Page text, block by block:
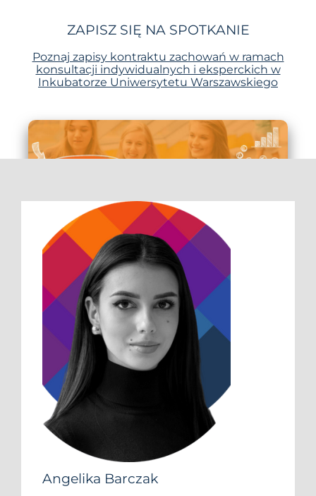
ZAPISZ SIĘ NA SPOTKANIE
Poznaj zapisy kontraktu zachowań w ramach
konsultacji indywidualnych i eksperckich w
Inkubatorze Uniwersytetu Warszawskiego
Angelika Barczak